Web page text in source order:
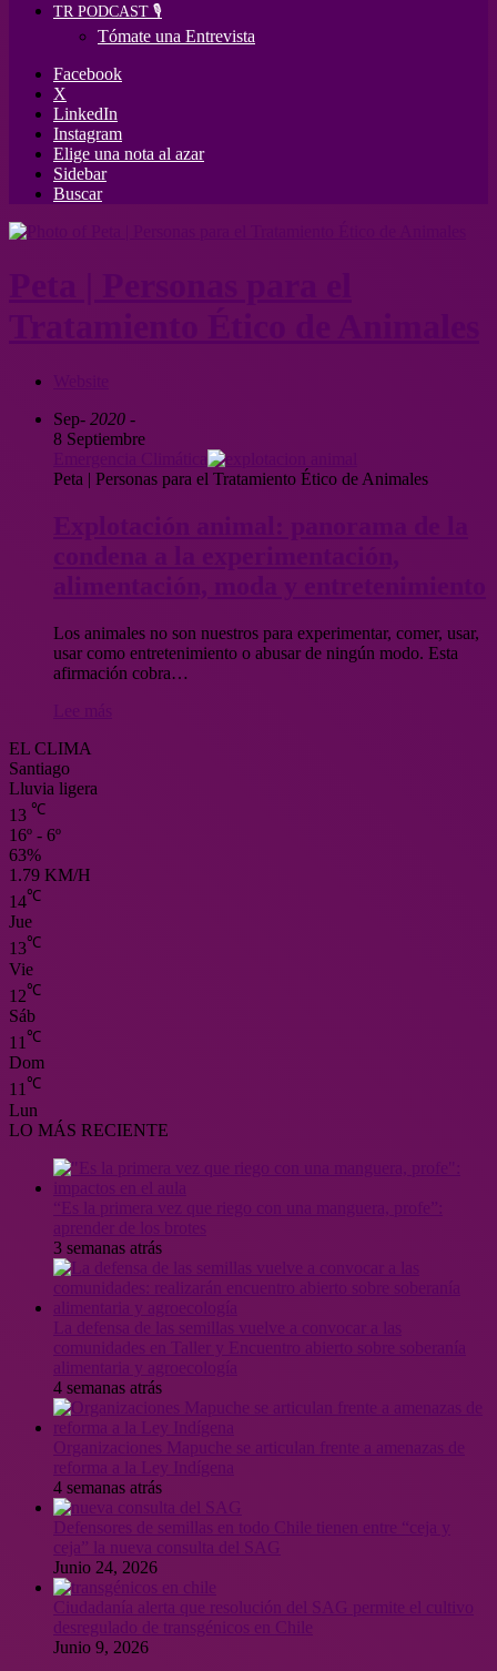
TR PODCAST 🎙️
Tómate una Entrevista
Facebook
X
LinkedIn
Instagram
Elige una nota al azar
Sidebar
Buscar
Sep- 2020 -
8 Septiembre
Peta | Personas para el Tratamiento Ético de Animales
Los animales no son nuestros para experimentar, comer, usar,
usar como entretenimiento o abusar de ningún modo. Esta
afirmación cobra…
EL CLIMA
Santiago
Lluvia ligera
13 ℃
16º - 6º
63%
1.79 KM/H
14℃
Jue
13℃
Vie
12℃
Sáb
11 ℃
Dom
11℃
Lun
LO MÁS RECIENTE
3 semanas atrás
4 semanas atrás
Organizaciones Mapuche se articulan frente a amenazas de
reforma a la Ley Indígena
4 semanas atrás
Defensores de semillas en todo Chile tienen entre “ceja y
ceja” la nueva consulta del SAG
Junio 24, 2026
Ciudadanía alerta que resolución del SAG permite el cultivo
desregulado de transgénicos en Chile
Junio 9, 2026